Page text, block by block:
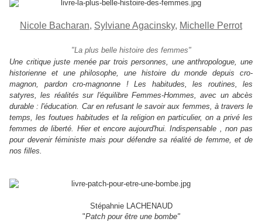
Nicole Bacharan, Sylviane Agacinsky, Michelle Perrot
"La plus belle histoire des femmes"
Une critique juste menée par trois personnes, une anthropologue, une
historienne et une philosophe, une histoire du monde depuis cro-
magnon, pardon cro-magnonne ! Les habitudes, les routines, les
satyres, les réalités sur l'équilibre Femmes-Hommes, avec un abcès
durable : l'éducation. Car en refusant le savoir aux femmes, à travers le
temps, les foutues habitudes et la religion en particulier, on a privé les
femmes de liberté. Hier et encore aujourd'hui. Indispensable , non pas
pour devenir féministe mais pour défendre sa réalité de femme, et de
nos filles.
Stépahnie LACHENAUD
"Patch pour être une bombe"